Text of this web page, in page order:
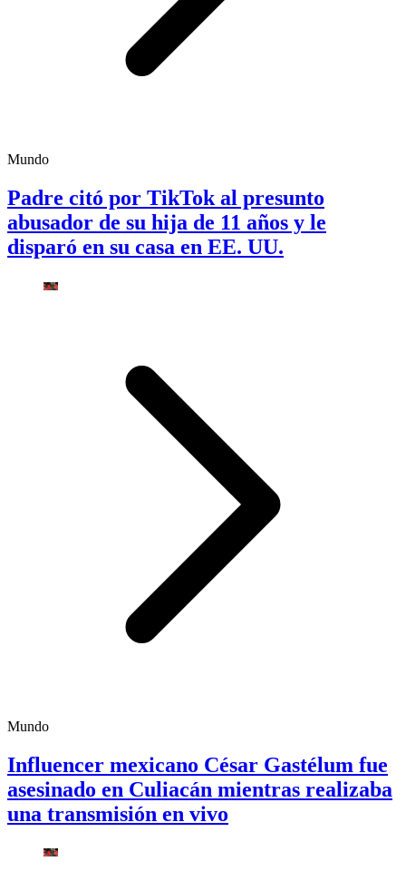
Mundo
Padre citó por TikTok al presunto
abusador de su hija de 11 años y le
disparó en su casa en EE. UU.
Mundo
Influencer mexicano César Gastélum fue
asesinado en Culiacán mientras realizaba
una transmisión en vivo